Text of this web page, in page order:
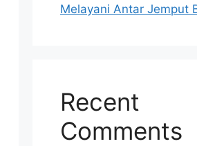
Melayani Antar Jemput
Recent
Comments